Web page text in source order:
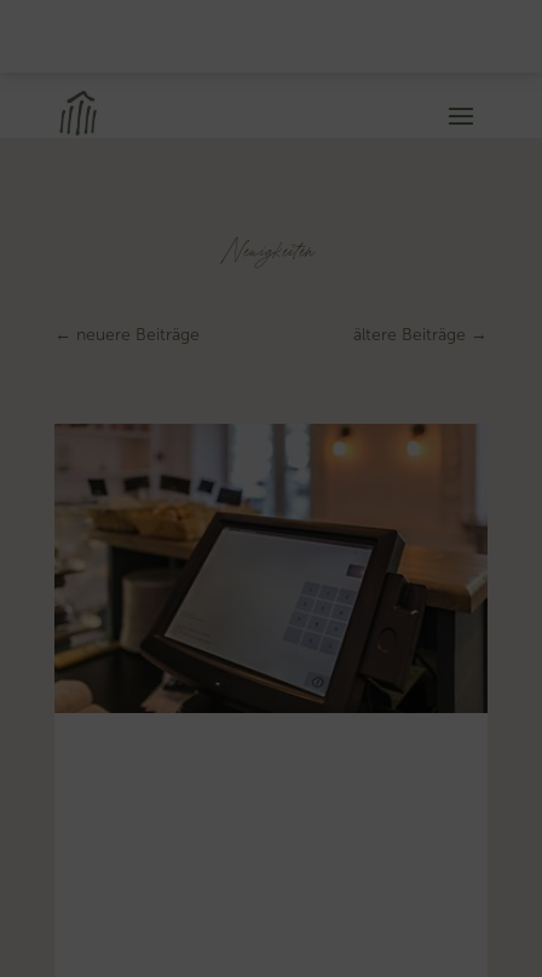
Neuigkeiten
← neuere Beiträge ältere Beiträge →